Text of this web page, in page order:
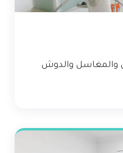
والمغاسل والدوش